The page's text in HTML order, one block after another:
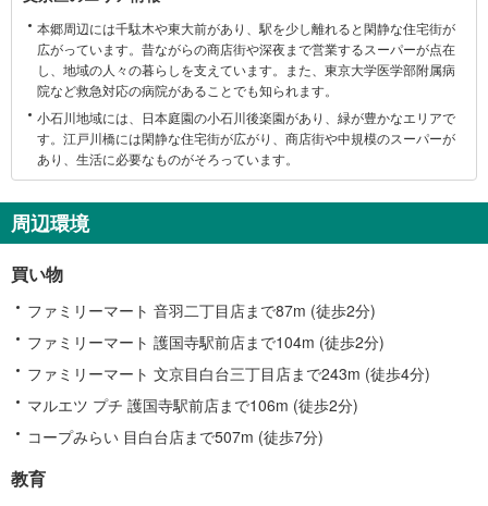
京
区
に
す
る
報
本郷周辺には千駄木や東大前があり、駅を少し離れると閑静な住宅街が
広がっています。昔ながらの商店街や深夜まで営業するスーパーが点在
し、地域の人々の暮らしを支えています。また、東京大学医学部附属病
院など救急対応の病院があることでも知られます。
小石川地域には、日本庭園の小石川後楽園があり、緑が豊かなエリアで
す。江戸川橋には閑静な住宅街が広がり、商店街や中規模のスーパーが
あり、生活に必要なものがそろっています。
周辺環境
買い物
ファミリーマート 音羽二丁目店まで87m (徒歩2分)
ファミリーマート 護国寺駅前店まで104m (徒歩2分)
ファミリーマート 文京目白台三丁目店まで243m (徒歩4分)
マルエツ プチ 護国寺駅前店まで106m (徒歩2分)
コープみらい 目白台店まで507m (徒歩7分)
教育